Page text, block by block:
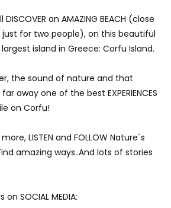
DISCOVER an AMAZING BEACH (close
just for two people), on this beautiful
island in Greece: Corfu Island.
the sound of nature and that
away one of the best EXPERIENCES
on Corfu!
LISTEN and FOLLOW Nature`s
amazing ways..And lots of stories
SOCIAL MEDIA: